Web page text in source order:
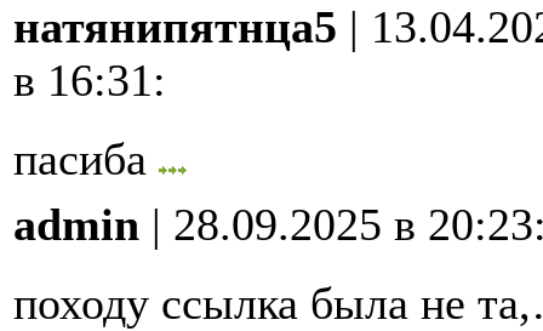
натянипятнца5 |
в 16:31:
пасиба
admin | 28.09.2025 в 20:23
походу ссылка была не